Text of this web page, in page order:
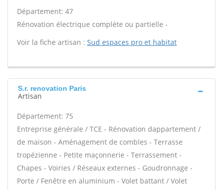
Département: 47
Rénovation électrique complète ou partielle -
Voir la fiche artisan : Sud espaces pro et habitat
S.r. renovation Paris
Artisan
Département: 75
Entreprise générale / TCE - Rénovation dappartement /
de maison - Aménagement de combles - Terrasse
tropézienne - Petite maçonnerie - Terrassement -
Chapes - Voiries / Réseaux externes - Goudronnage -
Porte / Fenêtre en aluminium - Volet battant / Volet